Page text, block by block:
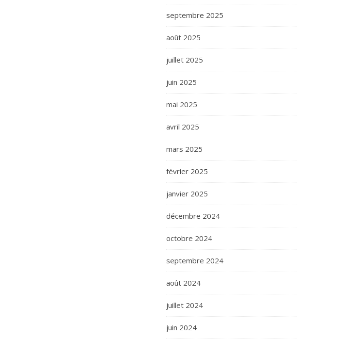
septembre 2025
août 2025
juillet 2025
juin 2025
mai 2025
avril 2025
mars 2025
février 2025
janvier 2025
décembre 2024
octobre 2024
septembre 2024
août 2024
juillet 2024
juin 2024